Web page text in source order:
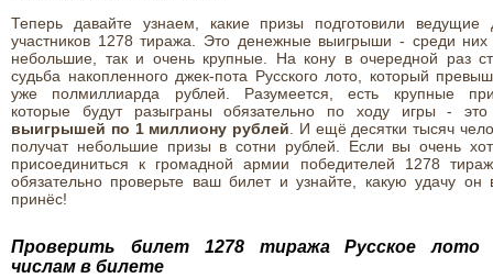
Теперь давайте узнаем, какие призы подготовили ведущие
участников 1278 тиража. Это денежные выигрыши - среди них
небольшие, так и очень крупные. На кону в очередной раз
судьба накопленного джек-пота Русского лото, который
уже полмиллиарда рублей. Разумеется, есть крупные
которые будут разыграны обязательно по ходу игры -
выигрышей по 1 миллиону рублей . И ещё десятки тысяч
получат небольшие призы в сотни рублей. Если вы очень
присоединиться к громадной армии победителей 1278
обязательно проверьте ваш билет и узнайте, какую удачу он
принёс!
Проверить билет 1278 тиража Русское лото
числам в билете